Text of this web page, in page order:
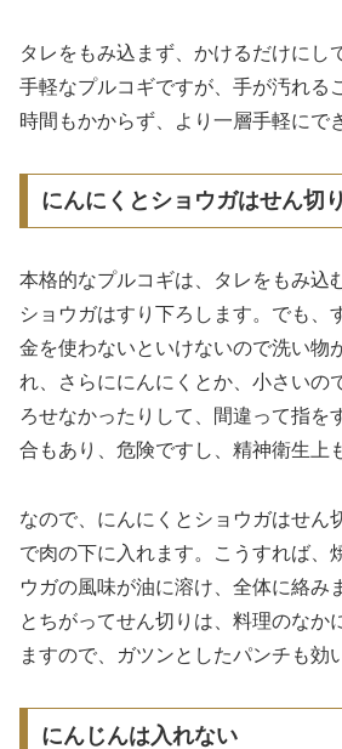
タレをもみ込まず、かけるだけにし
手軽なプルコギですが、手が汚れる
時間もかからず、より一層手軽にで
にんにくとショウガはせん切り
本格的なプルコギは、タレをもみ込
ショウガはすり下ろします。でも、
金を使わないといけないので洗い物
れ、さらににんにくとか、小さいの
ろせなかったりして、間違って指を
合もあり、危険ですし、精神衛生上
なので、にんにくとショウガはせん
で肉の下に入れます。こうすれば、
ウガの風味が油に溶け、全体に絡み
とちがってせん切りは、料理のなか
ますので、ガツンとしたパンチも効
にんじんは入れない